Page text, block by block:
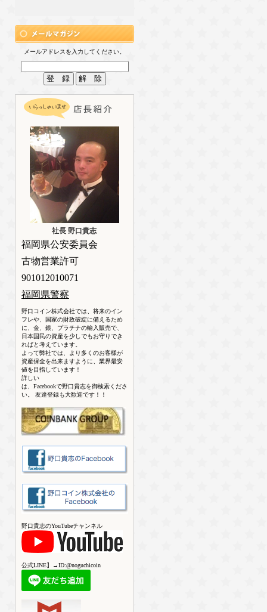
メールアドレスを入力してください。
社長 野口貴志
福岡県公安委員会
古物営業許可
901012010071
福岡県警察
野口コイン株式会社では、将来のイン
フレや、国家の財政破綻に備えるため
に、金、銀、プラチナの輸入販売で、
日本国民の資産を少しでもお守りでき
ればと考えています。
よって弊社では、より多くのお客様が
資産保全を出来ますように、業界最安
値を目指しています！
詳しい
は、Facebookで野口貴志を御検索くださ
い。 友達登録も大歓迎です！！
野口貴志のYouTubeチャンネル
公式LINE】→ID:@noguchicoin